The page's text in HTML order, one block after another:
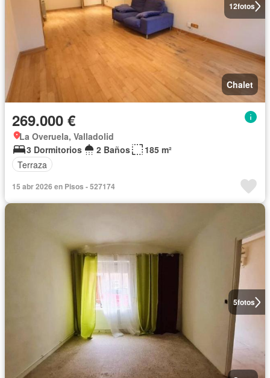
12fotos
Chalet
269.000 €
La Overuela, Valladolid
3 Dormitorios
2 Baños
185 m²
Terraza
15 abr 2026 en Pisos - 527174
5fotos